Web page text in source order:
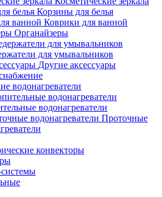
Корзины для белья
Коврики для ванной
Органайзеры
для умывальников
Другие аксессуары
водонагреватели
водонагреватели
Проточные
конвекторы